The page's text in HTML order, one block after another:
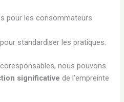
pour les consommateurs
standardiser les pratiques.
nous pouvons
significative de l’empreinte